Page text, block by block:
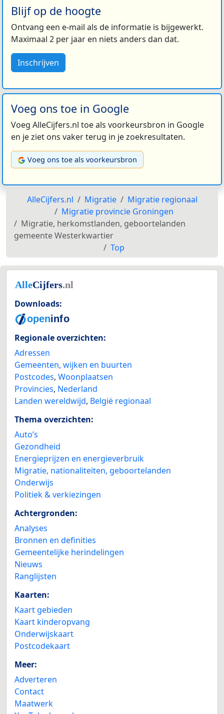
Blijf op de hoogte
Ontvang een e-mail als de informatie is bijgewerkt.
Maximaal 2 per jaar en niets anders dan dat.
Inschrijven
Voeg ons toe in Google
Voeg AlleCijfers.nl toe als voorkeursbron in Google
en je ziet ons vaker terug in je zoekresultaten.
Voeg ons toe als voorkeursbron
AlleCijfers.nl Migratie
Migratie regionaal
Migratie provincie Groningen
Migratie, herkomstlanden, geboortelanden
gemeente Westerkwartier
Top
Downloads:
Regionale overzichten:
Adressen
Gemeenten, wijken en buurten
Postcodes, Woonplaatsen
Provincies, Nederland
Landen wereldwijd, België regionaal
Thema overzichten:
Auto’s
Gezondheid
Energieprijzen en energieverbruik
Migratie, nationaliteiten, geboortelanden
Onderwijs
Politiek & verkiezingen
Achtergronden:
Analyses
Bronnen en definities
Gemeentelijke herindelingen
Nieuws
Ranglijsten
Kaarten:
Kaart gebieden
Kaart kinderopvang
Onderwijskaart
Postcodekaart
Meer:
Adverteren
Contact
Maatwerk